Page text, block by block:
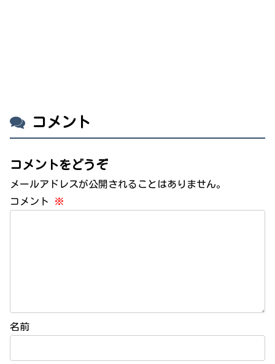
コメント
コメントをどうぞ
メールアドレスが公開されることはありません。
コメント
※
名前